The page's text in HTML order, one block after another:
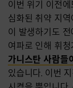
이번 위기 이전
심화된 취약 지
이 발생하기도
여파로 인해 휘
가니스탄 사람들
있습니다. 이번